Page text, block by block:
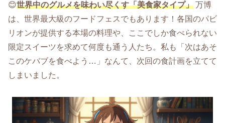
😊世界中のグルメを味わい尽くす「美食家タイプ」 万博
は、世界最大級のフードフェスでもあります！各国のパビ
リオンが提供する本場の料理や、ここでしか食べられない
限定スイーツを求めて何度も通う人たち。私も「次はあそ
このケバブを食べよう…」なんて、次回の食計画を立てて
しまいました。